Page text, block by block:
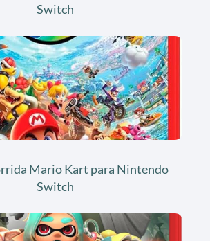
Switch
Mario Kart para Nintendo
Switch